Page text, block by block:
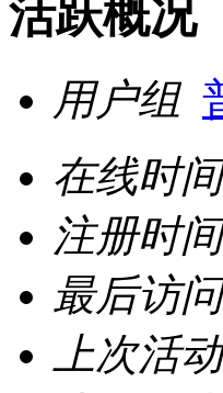
活跃概况
用户组
在线时间
注册时间
最后访问
上次活